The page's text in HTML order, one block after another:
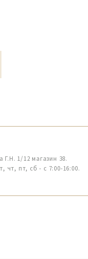
1/12 магазин 38.
чт, пт, сб - с 7:00-16:00.